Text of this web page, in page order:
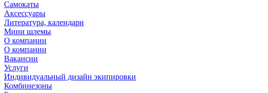
Самокаты
Аксессуары
Литература, календари
Мини шлемы
О компании
О компании
Вакансии
Услуги
Индивидуальный дизайн экипировки
Комбинезоны